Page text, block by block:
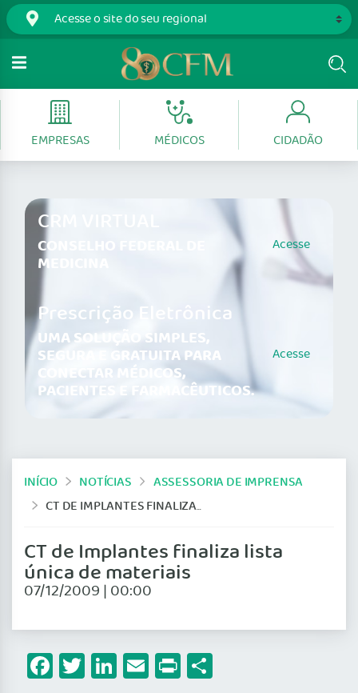
EMPRESAS MÉDICOS CIDADÃO
CRM VIRTUAL
CONSELHO FEDERAL DE
MEDICINA
Acesse
Prescrição Eletrônica
UMA SOLUÇÃO SIMPLES,
SEGURA E GRATUITA PARA
CONECTAR MÉDICOS,
PACIENTES E FARMACÊUTICOS.
Acesse
INÍCIO NOTÍCIAS
ASSESSORIA DE IMPRENSA
CT DE IMPLANTES FINALIZA LISTA ÚNICA DE MATERIAIS
CT de Implantes finaliza lista
única de materiais
07/12/2009 | 00:00
Facebook
Twitter
LinkedIn
Email
Print